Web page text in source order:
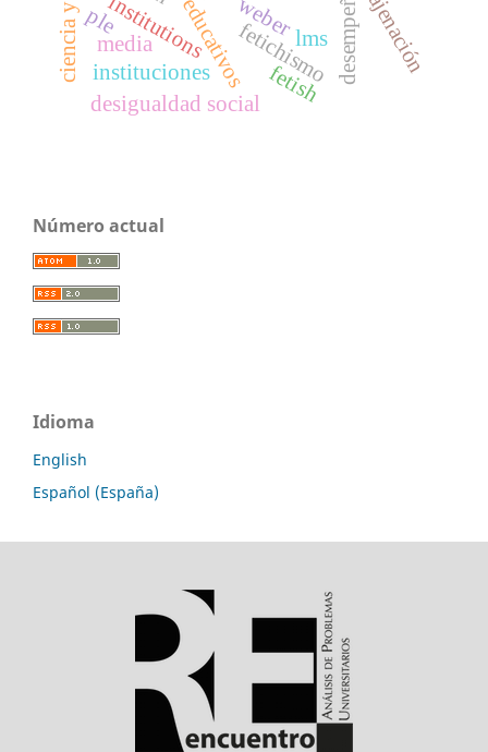
fetichismo
desigualdad social
weber
institutions
instituciones fetish
enajenación
media
ple lms
Número actual
Idioma
English
Español (España)